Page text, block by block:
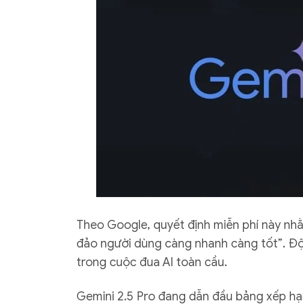
Theo Google, quyết định miễn phí này
đảo người dùng càng nhanh càng tốt”.
trong cuộc đua AI toàn cầu.
Gemini 2.5 Pro đang dẫn đầu bảng xếp